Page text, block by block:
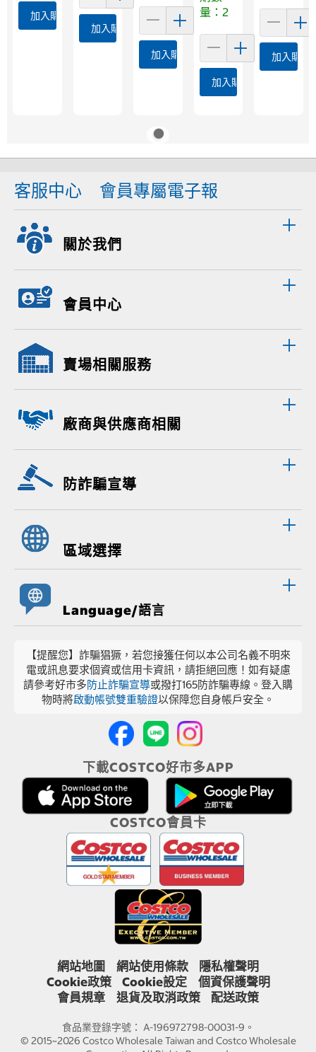
加入購物車
加入購物車
加入購物車
量：2
加入購物車
加入購物
客服中心 會員專屬電子報
關於我們
會員中心
賣場相關服務
廠商與供應商相關
防詐騙宣導
區域選擇
Language/語言
【提醒您】詐騙猖獗，若您接獲任何以本公司名義不明來
電或訊息要求個資或信用卡資訊，請拒絕回應！如有疑慮
請參考好市多防止詐騙宣導或撥打165防詐騙專線。登入購
物時將啟動帳號雙重驗證以保障您自身帳戶安全。
下載COSTCO好市多APP
COSTCO會員卡
網站地圖 網站使用條款
隱私權聲明
Cookie政策
Cookie設定
個資保護聲明
會員規章
退貨及取消政策 配送政策
食品業登錄字號： A-196972798-00031-9。
© 2015~2026 Costco Wholesale Taiwan and Costco Wholesale